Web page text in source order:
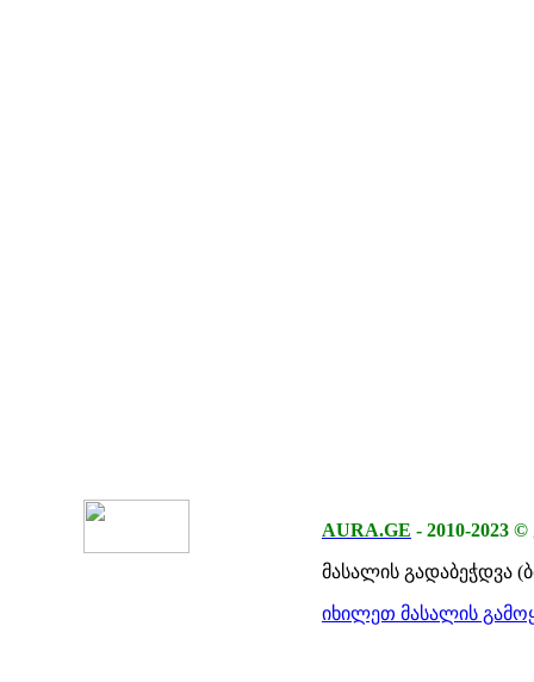
AURA.GE - 2010-2023 ©
მასალის გადაბეჭდვა
იხილეთ მასალის